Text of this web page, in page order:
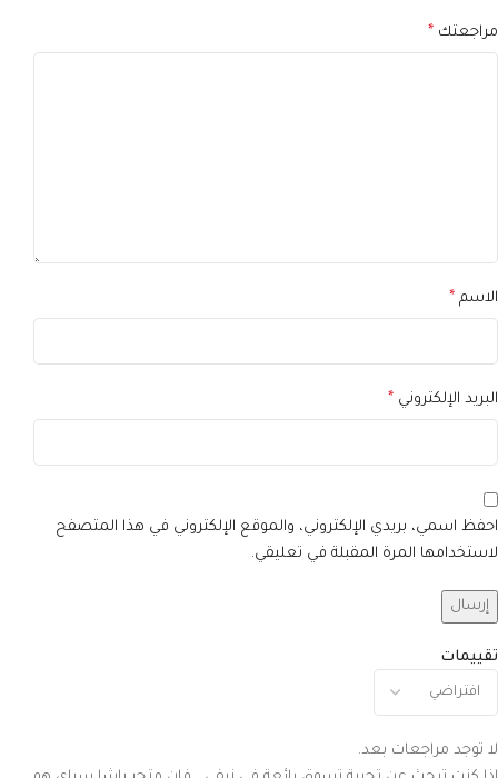
تقييمات
لا توجد مراجعات بعد.
مراجعتك *
الاسم *
البريد الإلكتروني *
احفظ اسمي، بريدي الإلكتروني، والموقع الإلكتروني في هذا المتصفح
لاستخدامها المرة المقبلة في تعليقي.